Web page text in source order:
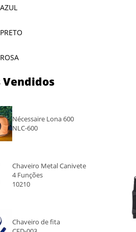
AZUL
PRETO
ROSA
VINHO
ROSA ESCURO
ROXO
CINZA CLARO
Vendidos
Nécessaire Lona 600
NLC-600
Chaveiro Metal Canivete
4 Funções
10210
Chaveiro de fita